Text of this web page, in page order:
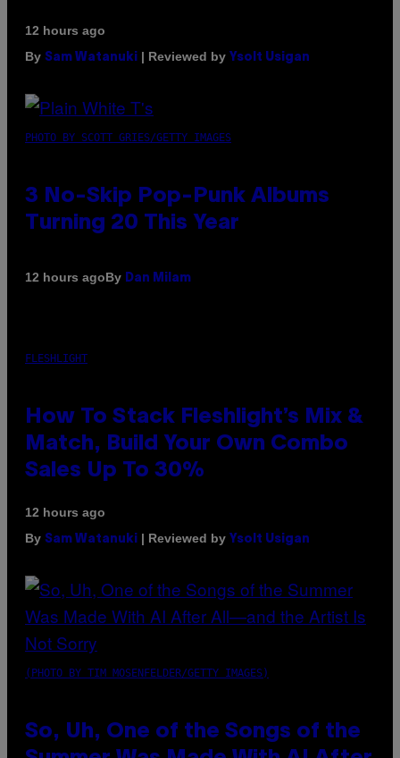
12 hours ago
By Sam Watanuki | Reviewed by Ysolt Usigan
PHOTO BY SCOTT GRIES/GETTY IMAGES
3 No-Skip Pop-Punk Albums
Turning 20 This Year
12 hours agoBy Dan Milam
FLESHLIGHT
How To Stack Fleshlight’s Mix &
Match, Build Your Own Combo
Sales Up To 30%
12 hours ago
By Sam Watanuki | Reviewed by Ysolt Usigan
(PHOTO BY TIM MOSENFELDER/GETTY IMAGES)
So, Uh, One of the Songs of the